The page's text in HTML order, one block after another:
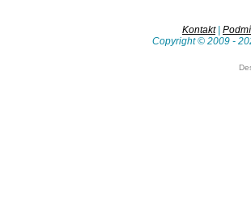
Kontakt|
Copyright © 2009 -